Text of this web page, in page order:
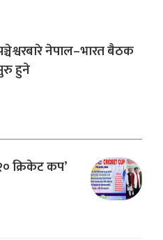
नेपाल–भारत बैठक
हुने
क्रिकेट कप’